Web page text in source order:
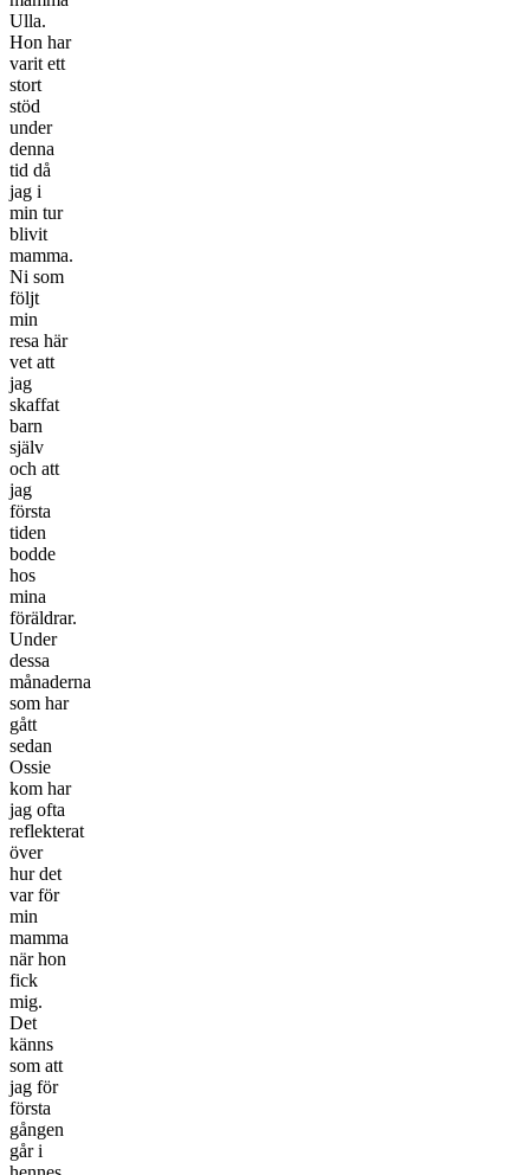
Ulla.
Hon har
varit ett
stort
stöd
under
denna
tid då
jag i
min tur
blivit
mamma.
Ni som
följt
min
resa här
vet att
jag
skaffat
barn
själv
och att
jag
första
tiden
bodde
hos
mina
föräldrar.
Under
dessa
månaderna
som har
gått
sedan
Ossie
kom har
jag ofta
reflekterat
över
hur det
var för
min
mamma
när hon
fick
mig.
Det
känns
som att
jag för
första
gången
går i